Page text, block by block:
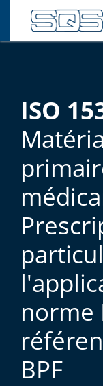
ISO
norme
BPF